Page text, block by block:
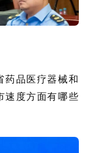
药品医疗器械和
速度方面有哪些